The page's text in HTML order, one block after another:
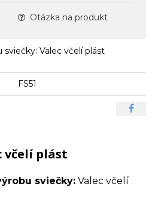
Otázka na produkt
Valec včelí plást
FS51
včelí plást
sviečky: Valec včelí